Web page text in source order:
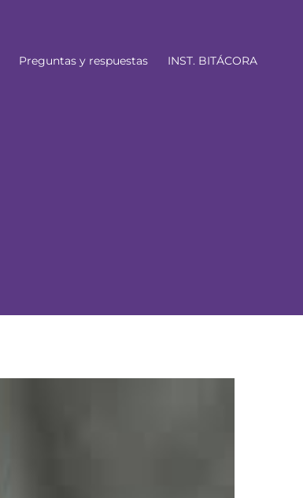
Preguntas y respuestas INST. BITÁCORA